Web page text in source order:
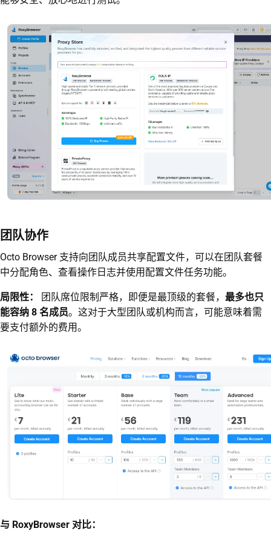
团队协作
Octo Browser 支持向团队成员共享配置文件，可以在团队套餐
中分配角色、查看操作日志并使用配置文件任务功能。
局限性： 团队席位限制严格，即便是最顶级的套餐， 最多也只
能容纳 8 名成员。这对于大型团队或机构而言，可能意味着需
要支付额外的费用。
与 RoxyBrowser 对比：